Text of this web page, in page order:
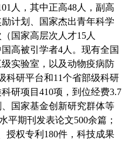
人，其中正高48人，副高
计划、国家杰出青年科学
国家高层次人才15人
高被引学者4人。 现有全国
实验室，以及动物疫病防
科研平台和11个省部级科研
研项目 410项，到位经费3.7
国家基金创新研究群体等
平期刊 发表论文500余篇 ；
授权专利 180件，科技成果